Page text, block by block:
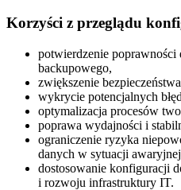
Korzyści z przeglądu
potwierdzenie poprawności
backupowego,
zwiększenie
wykrycie potencjalnych
optymalizacja procesów
poprawa wydajności i
ograniczenie ryzyka
danych w sytuacji
dostosowanie konfiguracji
i rozwoju infrastruktury IT.